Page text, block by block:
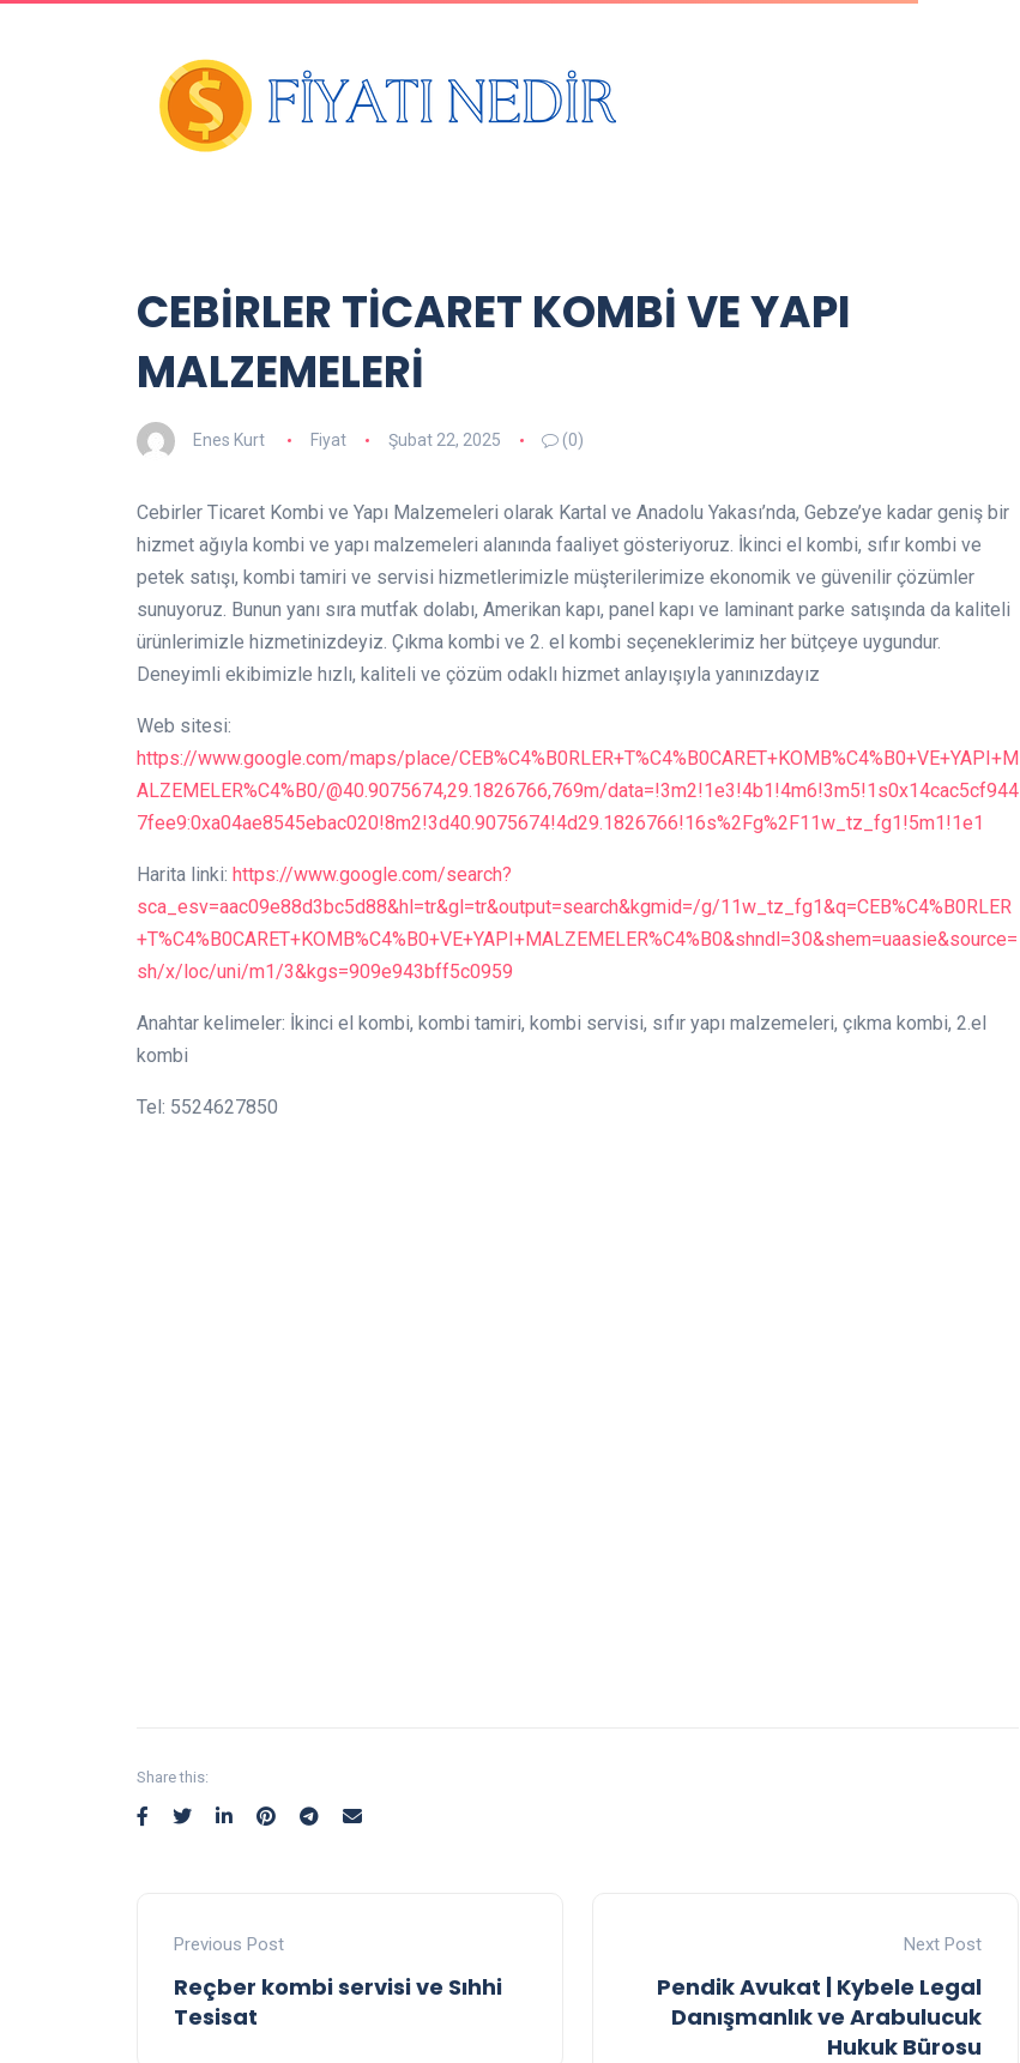
CEBİRLER TİCARET KOMBİ VE YAPI
MALZEMELERİ
Enes Kurt Fiyat Şubat 22, 2025 (0)
Cebirler Ticaret Kombi ve Yapı Malzemeleri olarak Kartal ve Anadolu Yakası’nda, Gebze’ye kadar geniş bir
hizmet ağıyla kombi ve yapı malzemeleri alanında faaliyet gösteriyoruz. İkinci el kombi, sıfır kombi ve
petek satışı, kombi tamiri ve servisi hizmetlerimizle müşterilerimize ekonomik ve güvenilir çözümler
sunuyoruz. Bunun yanı sıra mutfak dolabı, Amerikan kapı, panel kapı ve laminant parke satışında da kaliteli
ürünlerimizle hizmetinizdeyiz. Çıkma kombi ve 2. el kombi seçeneklerimiz her bütçeye uygundur.
Deneyimli ekibimizle hızlı, kaliteli ve çözüm odaklı hizmet anlayışıyla yanınızdayız
Web sitesi:
https://www.google.com/maps/place/CEB%C4%B0RLER+T%C4%B0CARET+KOMB%C4%B0+VE+YAPI+M
ALZEMELER%C4%B0/@40.9075674,29.1826766,769m/data=!3m2!1e3!4b1!4m6!3m5!1s0x14cac5cf944
7fee9:0xa04ae8545ebac020!8m2!3d40.9075674!4d29.1826766!16s%2Fg%2F11w_tz_fg1!5m1!1e1
Harita linki: https://www.google.com/search?
sca_esv=aac09e88d3bc5d88&hl=tr&gl=tr&output=search&kgmid=/g/11w_tz_fg1&q=CEB%C4%B0RLER
+T%C4%B0CARET+KOMB%C4%B0+VE+YAPI+MALZEMELER%C4%B0&shndl=30&shem=uaasie&source=
sh/x/loc/uni/m1/3&kgs=909e943bff5c0959
Anahtar kelimeler: İkinci el kombi, kombi tamiri, kombi servisi, sıfır yapı malzemeleri, çıkma kombi, 2.el
kombi
Tel: 5524627850
Share this:
Previous Post
Reçber kombi servisi ve Sıhhi
Tesisat
Next Post
Pendik Avukat | Kybele Legal
Danışmanlık ve Arabulucuk
Hukuk Bürosu